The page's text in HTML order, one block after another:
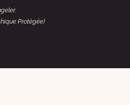
Protégée)